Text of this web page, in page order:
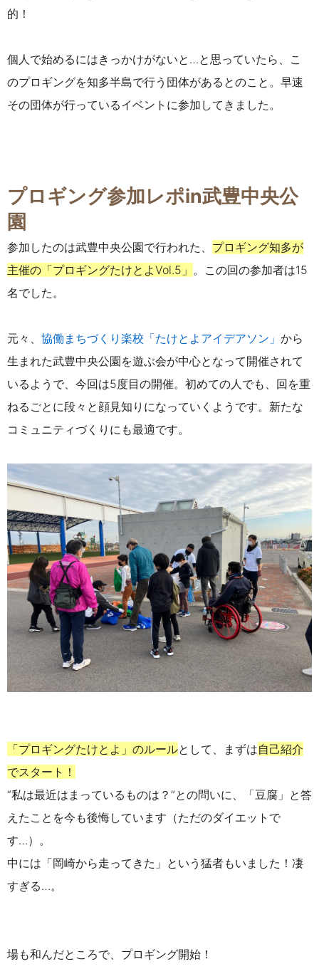
的！
個人で始めるにはきっかけがないと…と思っていたら、こ
のプロギングを知多半島で行う団体があるとのこと。早速
その団体が行っているイベントに参加してきました。
プロギング参加レポin武豊中央公
園
参加したのは武豊中央公園で行われた、 プロギング知多が
主催の「プロギングたけとよVol.5 」 。この回の参加者は15
名でした。
元々、 協働まちづくり楽校「たけとよアイデアソン」 から
生まれた武豊中央公園を遊ぶ会が中心となって開催されて
いるようで、 今回は5度目の開催。初めての人でも、回を重
ねるごとに段々と顔見知りになっていくようです。新たな
コミュニティづくりにも最適です。
「プロギングたけとよ」のルールとして、まずは自己紹介
でスタート！
“私は最近はまっているものは？”との問いに、「豆腐」と答
えたことを今も後悔しています（ただのダイエットで
す…）。
中には「岡崎から走ってきた」という猛者もいました！凄
すぎる…。
場も和んだところで、プロギング開始！